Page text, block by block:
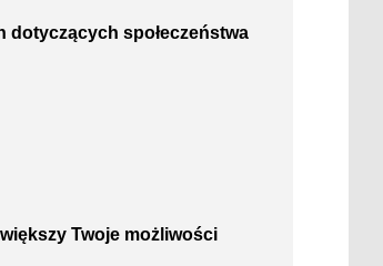
dotyczących społeczeństwa
Twoje możliwości